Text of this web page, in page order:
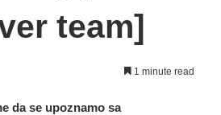
team]
1 minute read
da se upoznamo sa